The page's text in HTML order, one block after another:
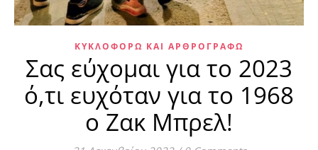
ΚΥΚΛΟΦΟΡΏ ΚΑΙ ΑΡΘΡΟΓΡΑΦΏ
Σας εύχομαι για το 2023
ό,τι ευχόταν για το 1968
ο Ζακ Μπρελ!